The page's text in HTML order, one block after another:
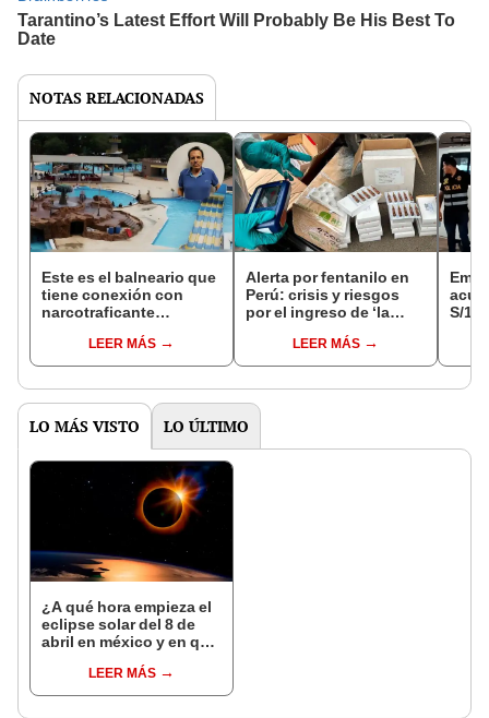
NOTAS RELACIONADAS
Este es el balneario que
tiene conexión con
narcotraficante
Zambada y continúa
operando, según
LEER MÁS
Alerta por fentanilo en
Perú: crisis y riesgos
por el ingreso de ‘la
LEER MÁS
S/
LO MÁS VISTO LO ÚLTIMO
¿A qué hora empieza el
eclipse solar del 8 de
abril en méxico y en qué
LEER MÁS